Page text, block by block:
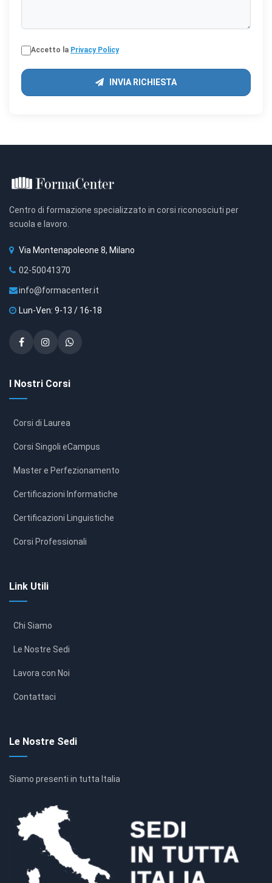
Accetto la Privacy Policy
INVIA RICHIESTA
Centro di formazione specializzato in corsi riconosciuti per
scuola e lavoro.
Via Montenapoleone 8, Milano
02-50041370
info@formacenter.it
Lun-Ven: 9-13 / 16-18
I Nostri Corsi
Corsi di Laurea
Corsi Singoli eCampus
Master e Perfezionamento
Certificazioni Informatiche
Certificazioni Linguistiche
Corsi Professionali
Link Utili
Chi Siamo
Le Nostre Sedi
Lavora con Noi
Contattaci
Le Nostre Sedi
Siamo presenti in tutta Italia